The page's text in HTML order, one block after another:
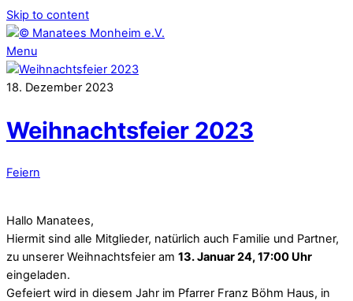
Skip to content
Menu
18. Dezember 2023
Weihnachtsfeier 2023
Feiern
Hallo Manatees,
Hiermit sind alle Mitglieder, natürlich auch Familie und Partner,
zu unserer Weihnachtsfeier am 13. Januar 24, 17:00 Uhr
eingeladen.
Gefeiert wird in diesem Jahr im Pfarrer Franz Böhm Haus, in